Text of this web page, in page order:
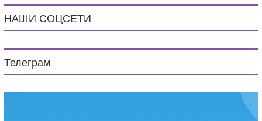
НАШИ СОЦСЕТИ
Телеграм